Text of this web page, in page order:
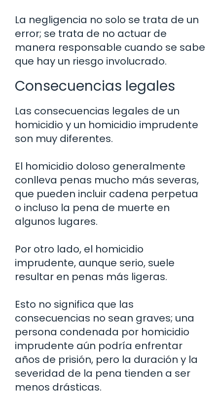
La negligencia no solo se trata de un
error; se trata de no actuar de
manera responsable cuando se sabe
que hay un riesgo involucrado.
Consecuencias legales
Las consecuencias legales de un
homicidio y un homicidio imprudente
son muy diferentes.
El homicidio doloso generalmente
conlleva penas mucho más severas,
que pueden incluir cadena perpetua
o incluso la pena de muerte en
algunos lugares.
Por otro lado, el homicidio
imprudente, aunque serio, suele
resultar en penas más ligeras.
Esto no significa que las
consecuencias no sean graves; una
persona condenada por homicidio
imprudente aún podría enfrentar
años de prisión, pero la duración y la
severidad de la pena tienden a ser
menos drásticas.